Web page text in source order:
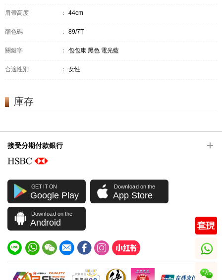
肩帶高度 ： 44cm
顏色碼 ： 89/7T
關鍵字 ： 包包康 黑色 電光藍
合適性別 ： 女性
庫存
接受分期付款銀行
GET IT ON
Google Play
Download on the
App Store
Download on the
Android
whatsapp